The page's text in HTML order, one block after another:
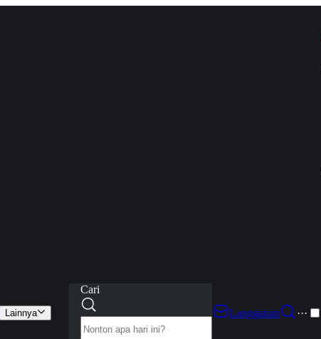
Lainnya
Cari
Langganan
···